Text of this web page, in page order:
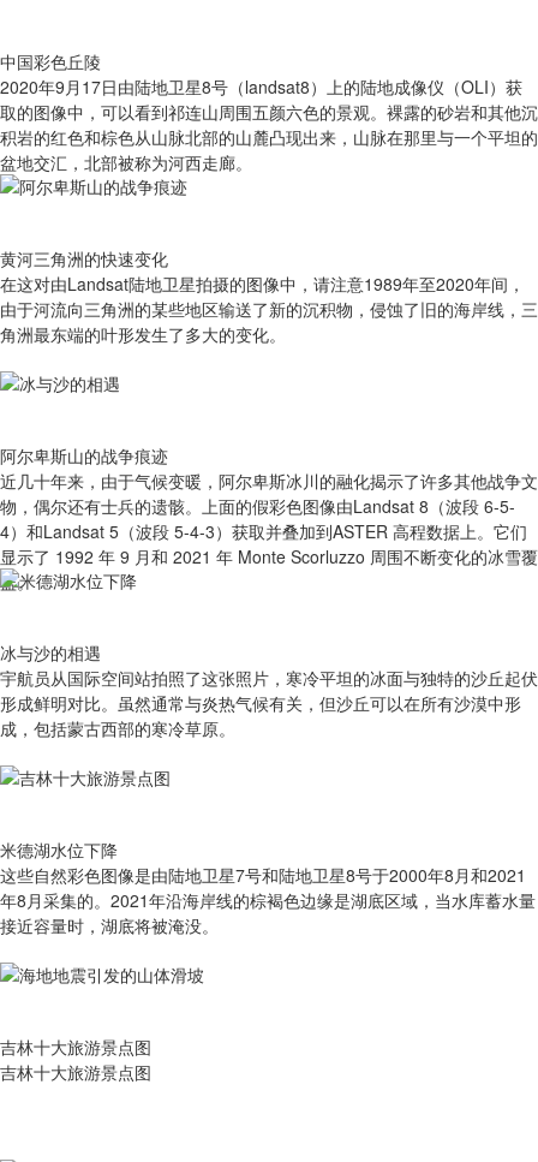
中国彩色丘陵
2020年9月17日由陆地卫星8号（landsat8）上的陆地成像仪（OLI）获
取的图像中，可以看到祁连山周围五颜六色的景观。裸露的砂岩和其他沉
积岩的红色和棕色从山脉北部的山麓凸现出来，山脉在那里与一个平坦的
盆地交汇，北部被称为河西走廊。
黄河三角洲的快速变化
在这对由Landsat陆地卫星拍摄的图像中，请注意1989年至2020年间，
由于河流向三角洲的某些地区输送了新的沉积物，侵蚀了旧的海岸线，三
角洲最东端的叶形发生了多大的变化。
阿尔卑斯山的战争痕迹
近几十年来，由于气候变暖，阿尔卑斯冰川的融化揭示了许多其他战争文
物，偶尔还有士兵的遗骸。上面的假彩色图像由Landsat 8（波段 6-5-
4）和Landsat 5（波段 5-4-3）获取并叠加到ASTER 高程数据上。它们
显示了 1992 年 9 月和 2021 年 Monte Scorluzzo 周围不断变化的冰雪覆
盖。
冰与沙的相遇
宇航员从国际空间站拍照了这张照片，寒冷平坦的冰面与独特的沙丘起伏
形成鲜明对比。虽然通常与炎热气候有关，但沙丘可以在所有沙漠中形
成，包括蒙古西部的寒冷草原。
米德湖水位下降
这些自然彩色图像是由陆地卫星7号和陆地卫星8号于2000年8月和2021
年8月采集的。2021年沿海岸线的棕褐色边缘是湖底区域，当水库蓄水量
接近容量时，湖底将被淹没。
吉林十大旅游景点图
吉林十大旅游景点图